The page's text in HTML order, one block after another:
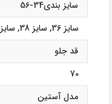
سایز بندی34-56
سایز 36
, سایز 38 , سایز 40
قد جلو
70
مدل آستین